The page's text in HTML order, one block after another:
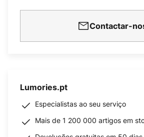
Contactar-
Lumories.pt
Especialistas ao seu serviço
Mais de 1 200 000 artigos em